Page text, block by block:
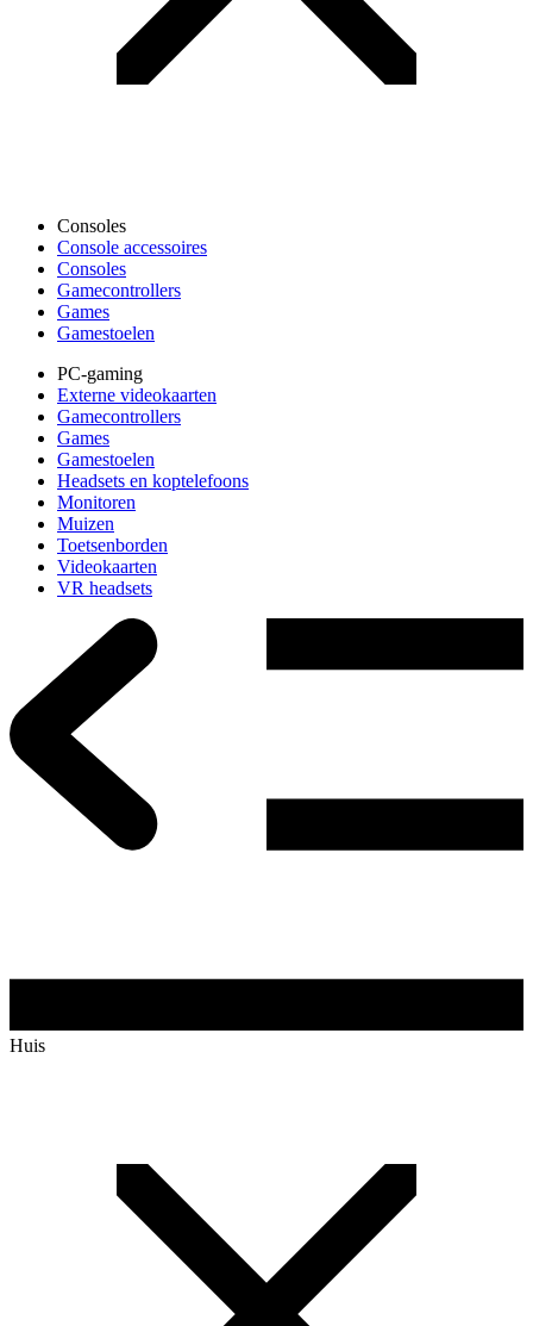
Consoles
Console accessoires
Consoles
Gamecontrollers
Games
Gamestoelen
PC-gaming
Externe videokaarten
Gamecontrollers
Games
Gamestoelen
Headsets en koptelefoons
Monitoren
Muizen
Toetsenborden
Videokaarten
VR headsets
Huis